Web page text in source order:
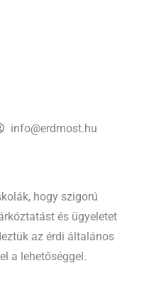
info@erdmost.hu
hogy szigorú
és ügyeletet
az érdi általános
a lehetőséggel.